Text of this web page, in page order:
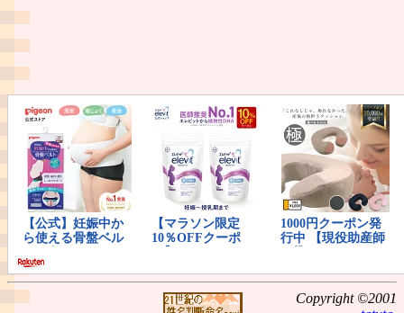
Copyright ©2001